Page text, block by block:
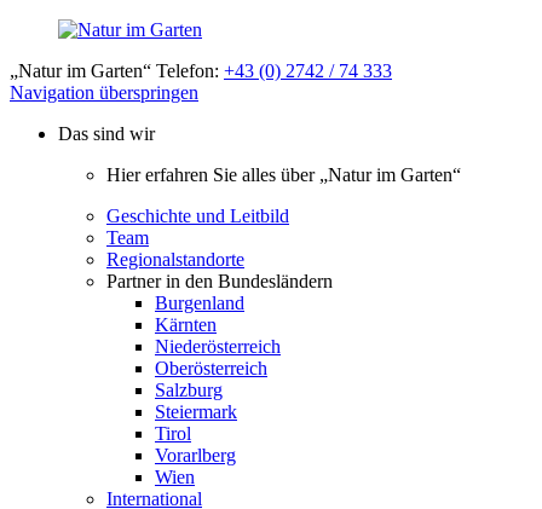
„Natur im Garten“ Telefon: +43 (0) 2742 / 74 333
Navigation überspringen
Das sind wir
Hier erfahren Sie alles über „Natur im Garten“
Geschichte und Leitbild
Team
Regionalstandorte
Partner in den Bundesländern
Burgenland
Kärnten
Niederösterreich
Oberösterreich
Salzburg
Steiermark
Tirol
Vorarlberg
Wien
International